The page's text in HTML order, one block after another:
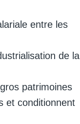
entre les
de la
patrimoines
et conditionnent